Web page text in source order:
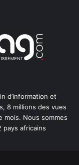
d’information et
8 millions des vues
mois. Nous sommes
pays africains